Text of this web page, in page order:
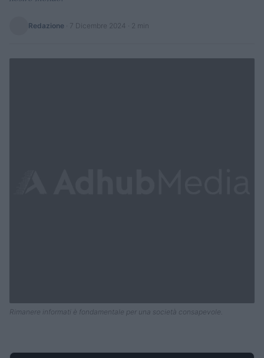
Redazione 7 Dicembre 2024 · 2 min
Rimanere informati è fondamentale per una società consapevole.